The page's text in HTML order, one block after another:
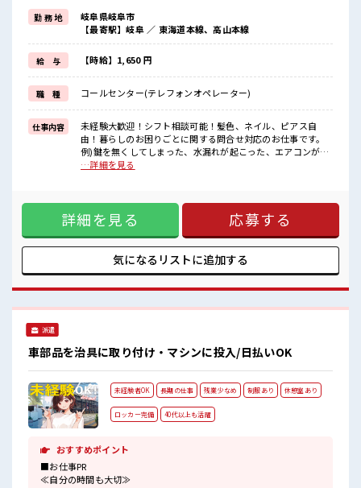
≪髪型自由≫
基本的に髪色自由で明るすぎたり奇抜でなければOKです！
(規定有)≪未経験OKの仕事≫
新しいことにチャレンジするのは不安だけど、
しっかり働く環境が整っています！
イチからスキルUP・ステップUP目指していきましょう！
≪様々なお仕事をご提案≫
一人で悩まず気軽に相談できる、
派遣のお仕事です！
■職場の雰囲気
少人数ですぐに馴染むことができそう♪
アットホームな環境☆
ストレス解消☆
勤 務 地
岐阜県岐阜市
【最寄駅】岐阜 ／ 東海道本線、高山本線
給 与 【時給】1,650 円
職 種 コールセンター(テレフォンオペレーター)
仕事内容
未経験大歓迎！シフト相談可能！髪色、ネイル、ピアス自
由！暮らしのお困りごとに関する問合せ対応のお仕事です。
例)鍵を無くしてしまった、水漏れが起こった、エアコンがつ
かない等 ■お仕事PR ≪NO残業≫ 時間をしっかり確保でき
ぎたり奇抜でなければOKです！ (規定有)≪未経験OKの仕事
≫ 新しいことにチャレンジするのは不安だけど、 しっかり働
く環境が整っています！ イチからスキルUP・ステップUP目
指していきましょう！ ≪様々なお仕事をご提案≫ 一人で悩ま
ず気軽に相談できる、 派遣のお仕事です！ ■職場の雰囲気 少
人数ですぐに馴染むことができそう♪ アットホームな環境☆
Point☆ 休憩室で楽しくおしゃべり！ ストレス解消☆
…詳細を見る
詳細を見る 応募する
気になるリストに追加する
派遣
車部品を治具に取り付け・マシンに投入/日払いOK
未経験者OK 長期の仕事 残業少なめ 制服あり 休憩室あり
ロッカー完備 40代以上も活躍
おすすめポイント
■お仕事PR
≪自分の時間も大切≫